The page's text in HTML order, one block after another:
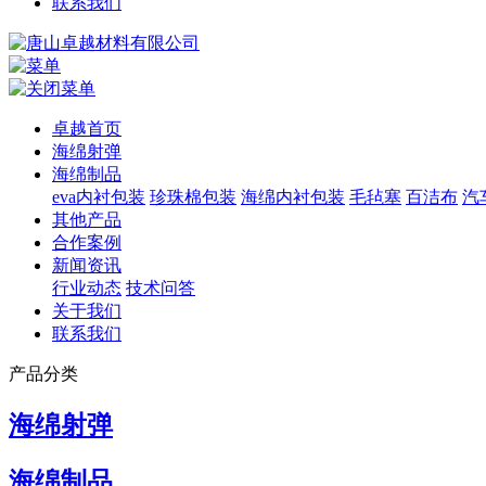
卓越首页
海绵射弹
海绵制品
eva内衬包装 珍珠棉包装 海绵内衬包装 毛毡塞 百洁布 汽
其他产品
合作案例
新闻资讯
行业动态 技术问答
关于我们
联系我们
产品分类
海绵射弹